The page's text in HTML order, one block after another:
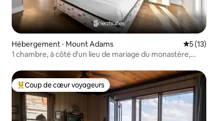
Hébergement ⋅ Mount Adams
5 (13)
1 chambre, à côté d'un lieu de mariage du monastère,
Coups de cœur voyageurs les plus appréciés
Coup de cœur voyageurs